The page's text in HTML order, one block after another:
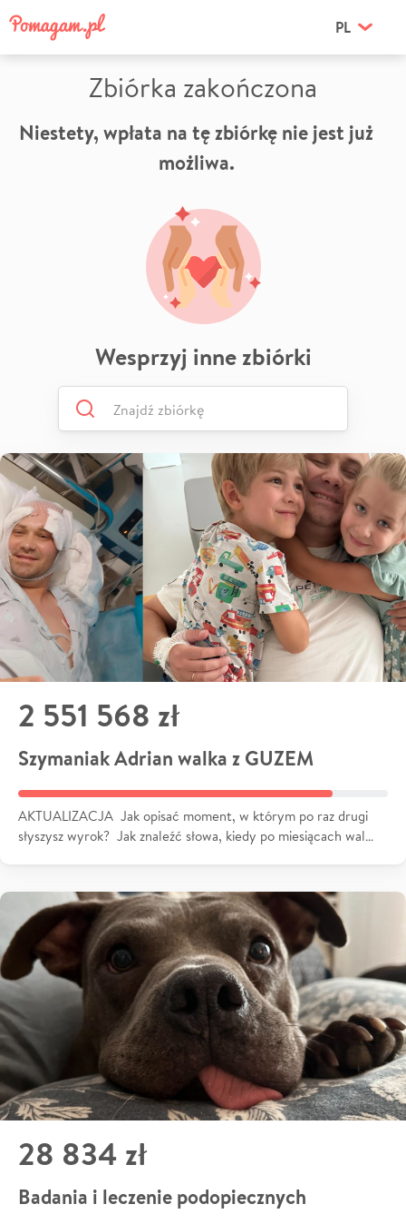
PL
Zbiórka zakończona
Niestety, wpłata na tę zbiórkę nie jest już
możliwa.
Wesprzyj inne zbiórki
2 551 568 zł
Szymaniak Adrian walka z GUZEM
AKTUALIZACJA Jak opisać moment, w którym po raz drugi
słyszysz wyrok? Jak znaleźć słowa, kiedy po miesiącach wal…
28 834 zł
Badania i leczenie podopiecznych